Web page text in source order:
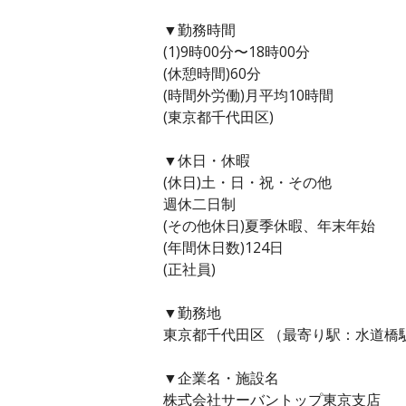
▼勤務時間
(1)9時00分〜18時00分
(休憩時間)60分
(時間外労働)月平均10時間
(東京都千代田区)
▼休日・休暇
(休日)土・日・祝・その他
週休二日制
(その他休日)夏季休暇、年末年始
(年間休日数)124日
(正社員)
▼勤務地
東京都千代田区 （最寄り駅：水道橋
▼企業名・施設名
株式会社サーバントップ東京支店